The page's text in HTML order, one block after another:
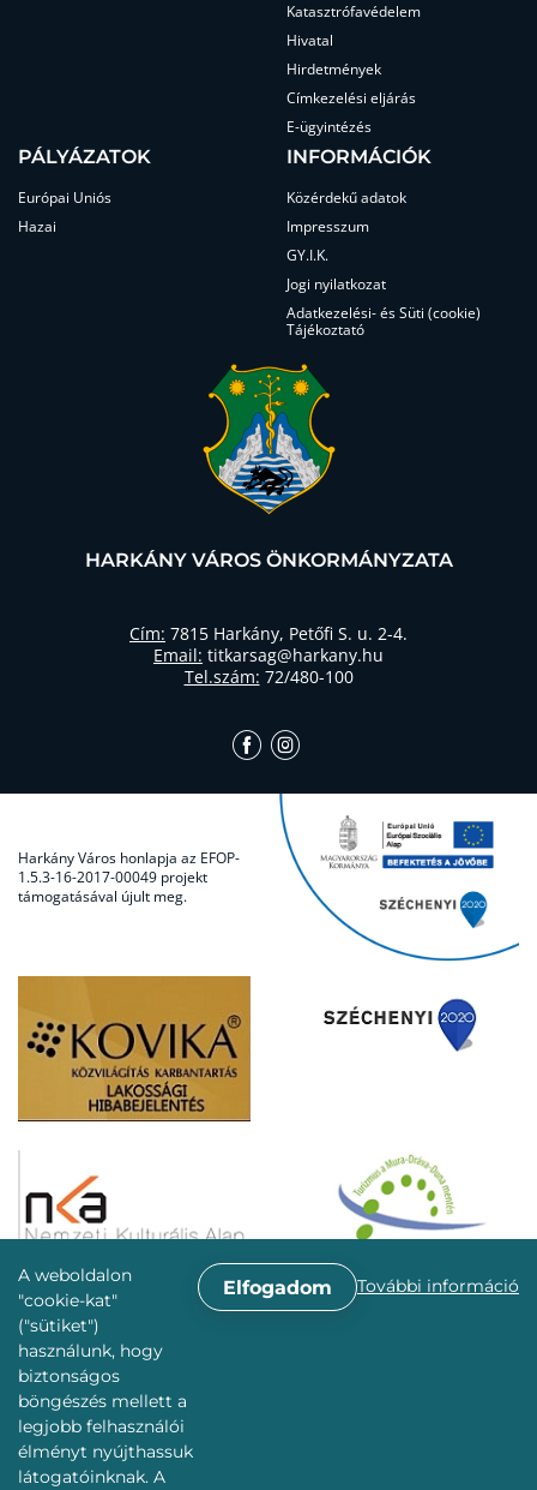
A weboldalon
"cookie-kat"
("sütiket")
használunk, hogy
biztonságos
böngészés mellett a
legjobb felhasználói
élményt nyújthassuk
látogatóinknak. A
Elfogadom További információ
Katasztrófavédelem
Hivatal
Hirdetmények
Címkezelési eljárás
E-ügyintézés
PÁLYÁZATOK
Európai Uniós
Hazai
INFORMÁCIÓK
Közérdekű adatok
Impresszum
GY.I.K.
Jogi nyilatkozat
Adatkezelési- és Süti (cookie)
Tájékoztató
HARKÁNY VÁROS ÖNKORMÁNYZATA
Cím: 7815 Harkány, Petőfi S. u. 2-4.
Email: titkarsag@harkany.hu
Tel.szám: 72/480-100
Harkány Város honlapja az EFOP-
1.5.3-16-2017-00049 projekt
támogatásával újult meg.